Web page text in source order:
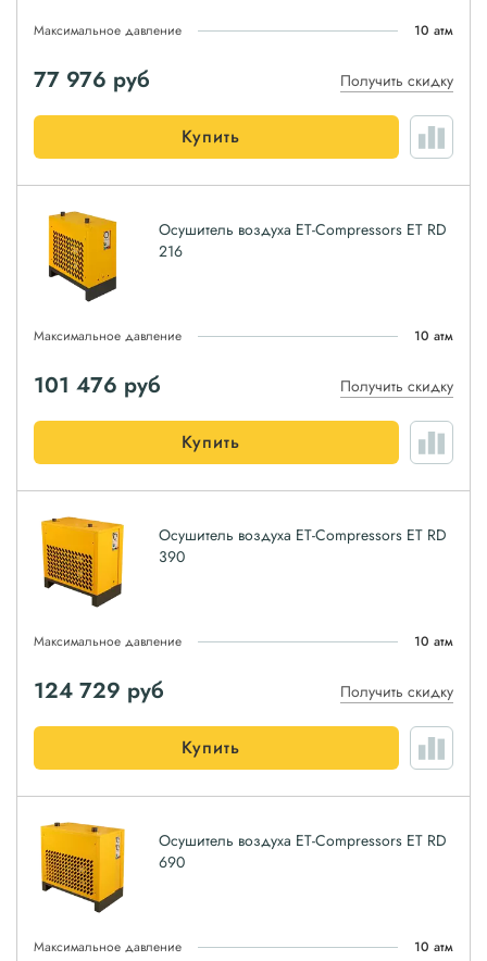
Максимальное давление 10 атм
77 976 руб Получить скидку
Купить
Осушитель воздуха ET-Compressors ET RD
216
Максимальное давление 10 атм
101 476 руб Получить скидку
Купить
Осушитель воздуха ET-Compressors ET RD
390
Максимальное давление 10 атм
124 729 руб Получить скидку
Купить
Осушитель воздуха ET-Compressors ET RD
690
Максимальное давление 10 атм